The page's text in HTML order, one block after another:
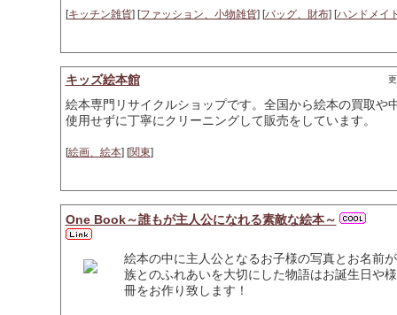
[キッチン雑貨] [ファッション、小物雑貨] [バッグ、財布] [ハンドメイ
キッズ絵本館
絵本専門リサイクルショップです。全国から絵本の買取や
使用せずに丁寧にクリーニングして販売をしています。
[絵画、絵本] [関東]
One Book～誰もが主人公になれる素敵な絵本～
絵本の中に主人公となるお子様の写真とお名前
族とのふれあいを大切にした物語はお誕生日や
冊をお作り致します！